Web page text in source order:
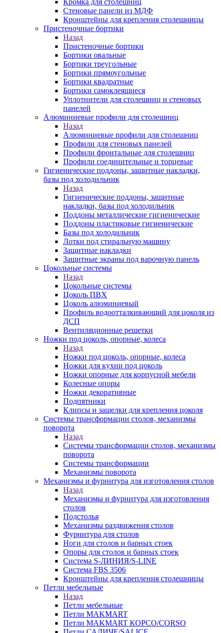
Кромка для столешниц
Стеновые панели из МДФ
Кронштейны для крепления столешницы
Пристеночные бортики
Назад
Пристеночные бортики
Бортики овальные
Бортики треугольные
Бортики прямоугольные
Бортики квадратные
Бортики самоклеящиеся
Уплотнители для столешниц и стеновых
панелей
Алюминиевые профили для столешниц
Назад
Алюминиевые профили для столешниц
Профили для стеновых панелей
Профили фронтальные для столешниц
Профили соединительные и торцевые
Гигиенические поддоны, защитные накладки,
базы под холодильник
Назад
Гигиенические поддоны, защитные
накладки, базы под холодильник
Поддоны металлические гигиенические
Поддоны пластиковые гигиенические
Базы под холодильник
Лотки под стиральную машину
Защитные накладки
Защитные экраны под варочную панель
Цокольные системы
Назад
Цокольные системы
Цоколь ПВХ
Цоколь алюминиевый
Профиль водоотталкивающий для цоколя из
ДСП
Вентиляционные решетки
Ножки под цоколь, опорные, колеса
Назад
Ножки под цоколь, опорные, колеса
Ножки для кухни под цоколь
Ножки опорные для корпусной мебели
Колесные опоры
Ножки декоративные
Подпятники
Клипсы и защелки для крепления цоколя
Системы трансформации столов, механизмы
поворота
Назад
Системы трансформации столов, механизмы
поворота
Системы трансформации
Механизмы поворота
Механизмы и фурнитура для изготовления столов
Назад
Механизмы и фурнитура для изготовления
столов
Подстолья
Механизмы раздвижения столов
Фурнитура для столов
Ноги для столов и барных стоек
Опоры для столов и барных стоек
Система S-ЛИНИЯ/S-LINE
Система FBS 3506
Кронштейны для крепления столешницы
Петли мебельные
Назад
Петли мебельные
Петли MAKMART
Петли MAKMART КОРСО/CORSO